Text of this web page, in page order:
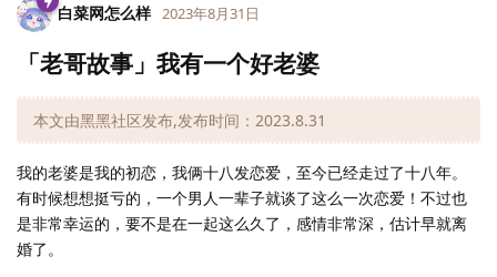
白菜网怎么样 2023年8月31日
「老哥故事」我有一个好老婆
本文由黑黑社区发布,发布时间：2023.8.31
我的老婆是我的初恋，我俩十八发恋爱，至今已经走过了十八年。
有时候想想挺亏的，一个男人一辈子就谈了这么一次恋爱！不过也
是非常幸运的，要不是在一起这么久了，感情非常深，估计早就离
婚了。